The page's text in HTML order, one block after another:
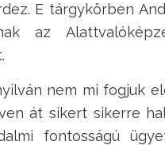
E tárgykörben
az
nem mi fogjuk
át sikert sikerre
fontosságú